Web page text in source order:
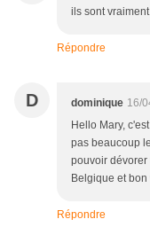
ils sont
Répondre
D dominique 16/
Hello Mary,
pas beaucoup
pouvoir dévorer
Belgique et bon
Répondre